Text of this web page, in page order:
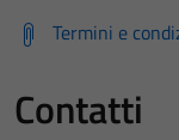
Termini e
Contatti